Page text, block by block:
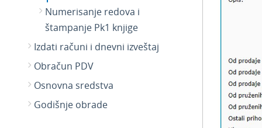
Numerisanje redova i
štampanje Pk1 knjige
Izdati računi i dnevni izveštaj
Obračun PDV
Osnovna sredstva
Godišnje obrade